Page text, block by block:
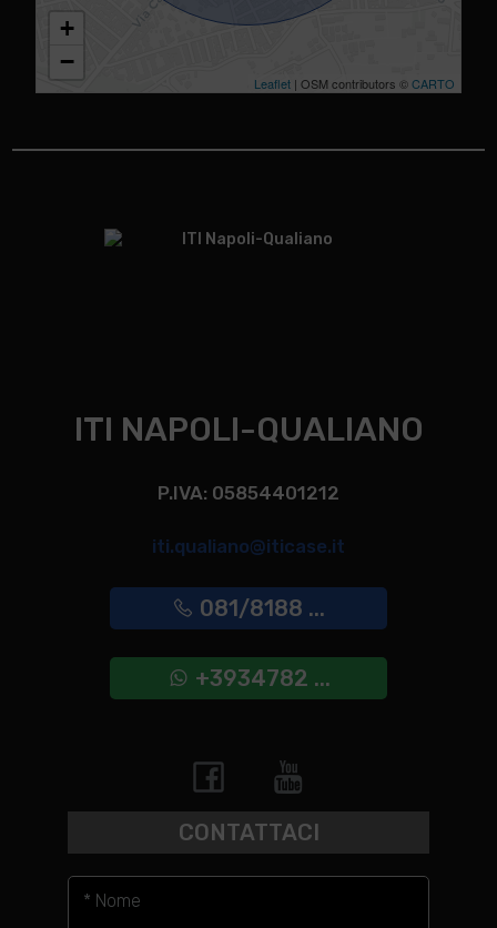
+
−
Leaflet| OSM contributors ©CARTO
ITI NAPOLI-QUALIANO
P.IVA: 05854401212
iti.qualiano@iticase.it
081/8188 ...
+3934782 ...
CONTATTACI
* Nome